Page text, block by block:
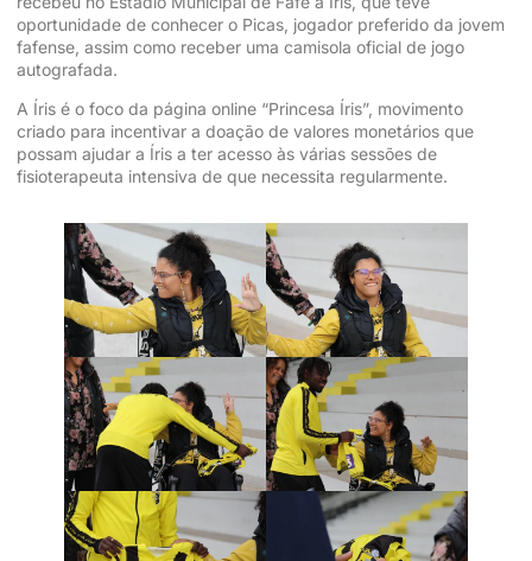
oportunidade de conhecer o Picas, jogador preferido da jovem
fafense, assim como receber uma camisola oficial de jogo
autografada.
A Íris é o foco da página online “Princesa Íris”, movimento
criado para incentivar a doação de valores monetários que
possam ajudar a Íris a ter acesso às várias sessões de
fisioterapeuta intensiva de que necessita regularmente.